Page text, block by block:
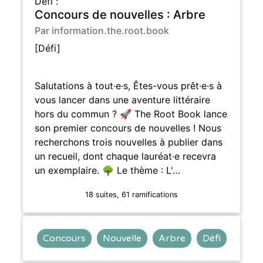
Concours de nouvelles : Arbre
Par information.the.root.book
[Défi]
Salutations à tout·e·s, Êtes-vous prêt·e·s à
vous lancer dans une aventure littéraire
hors du commun ? 🚀 The Root Book lance
son premier concours de nouvelles ! Nous
recherchons trois nouvelles à publier dans
un recueil, dont chaque lauréat·e recevra
un exemplaire. 🌳 Le thème : L'…
18 suites, 61 ramifications
Concours Nouvelle Arbre Défi